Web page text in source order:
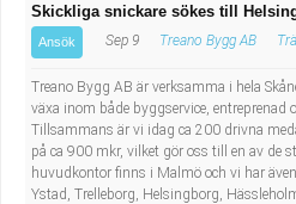
Skickliga snickare sökes till
Ansök Sep 9 Treano Bygg AB
Treano Bygg AB är verksamma i hela
växa inom både byggservice, entreprenad
Tillsammans är vi idag ca 200 drivna
på ca 900 mkr, vilket gör oss till en av de
huvudkontor finns i Malmö och vi har
Ystad, Trelleborg, Helsingborg,